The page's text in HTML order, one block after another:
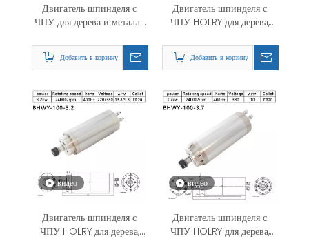
Двигатель шпинделя с
ЧПУ для дерева и металла
0,8 кВт/1,5 кВт/2,2 кВт/3,2
кВт/3,7 кВт/5,5 кВт/7,5
высококачественный
двигатель шпинделя
Добавить в корзину
Двигатель шпинделя с
ЧПУ HOLRY для дерева,
охлаждением, 5,5 кВт, 220
В, высококачественный
Добавить в корзину
видео
Двигатель шпинделя с
ЧПУ HOLRY для дерева,
видео
Двигатель шпинделя с
ЧПУ HOLRY для дерева,